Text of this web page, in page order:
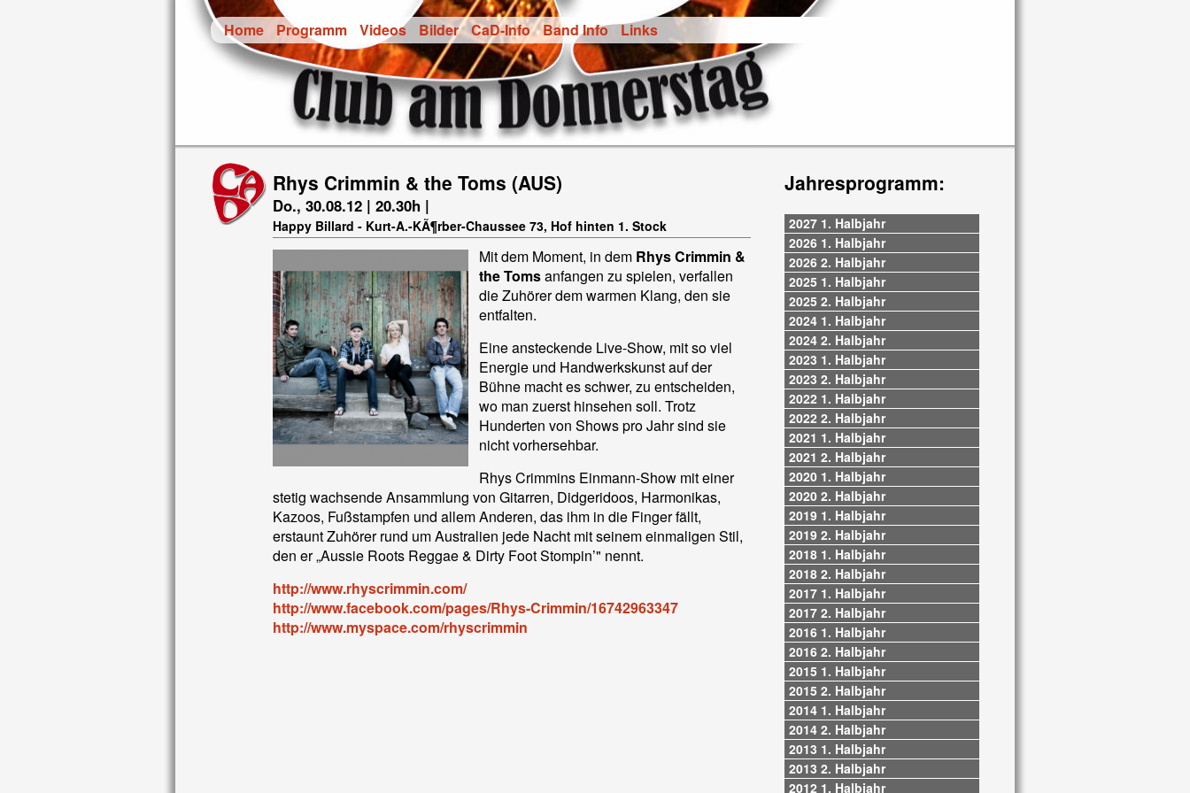
Home Programm Videos Bilder CaD-Info Band Info Links
Rhys Crimmin & the Toms (AUS)
Do., 30.08.12 | 20.30h |
Happy Billard - Kurt-A.-KÃ¶rber-Chaussee 73, Hof hinten 1. Stock
Mit dem Moment, in dem Rhys Crimmin &
the Tomsanfangen zu spielen, verfallen
die Zuhörer dem warmen Klang, den sie
entfalten.
Eine ansteckende Live-Show, mit so viel
Energie und Handwerkskunst auf der
Bühne macht es schwer, zu entscheiden,
wo man zuerst hinsehen soll. Trotz
Hunderten von Shows pro Jahr sind sie
nicht vorhersehbar.
Rhys Crimmins Einmann-Show mit einer
stetig wachsende Ansammlung von Gitarren, Didgeridoos, Harmonikas,
Kazoos, Fußstampfen und allem Anderen, das ihm in die Finger fällt,
erstaunt Zuhörer rund um Australien jede Nacht mit seinem einmaligen Stil,
den er „Aussie Roots Reggae & Dirty Foot Stompin’" nennt.
http://www.rhyscrimmin.com/
http://www.facebook.com/pages/Rhys-Crimmin/16742963347
http://www.myspace.com/rhyscrimmin
Jahresprogramm:
2027 1. Halbjahr
2026 1. Halbjahr
2026 2. Halbjahr
2025 1. Halbjahr
2025 2. Halbjahr
2024 1. Halbjahr
2024 2. Halbjahr
2023 1. Halbjahr
2023 2. Halbjahr
2022 1. Halbjahr
2022 2. Halbjahr
2021 1. Halbjahr
2021 2. Halbjahr
2020 1. Halbjahr
2020 2. Halbjahr
2019 1. Halbjahr
2019 2. Halbjahr
2018 1. Halbjahr
2018 2. Halbjahr
2017 1. Halbjahr
2017 2. Halbjahr
2016 1. Halbjahr
2016 2. Halbjahr
2015 1. Halbjahr
2015 2. Halbjahr
2014 1. Halbjahr
2014 2. Halbjahr
2013 1. Halbjahr
2013 2. Halbjahr
2012 1. Halbjahr